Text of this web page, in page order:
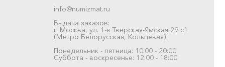
info@numizmat.ru
Выдача заказов:
г. Москва, ул. 1-я Тверская-Ямская 29 с1
(Метро Белорусская, Кольцевая)
Понедельник - пятница: 10:00 - 20:00
Суббота - воскресенье: 12:00 - 18:00